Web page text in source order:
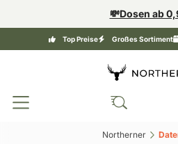
💸Dosen ab
Top Preise Großes Sortiment
Northerner‎